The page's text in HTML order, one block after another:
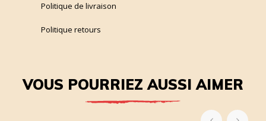
Politique de livraison
Politique retours
VOUS POURRIEZ AUSSI AIMER